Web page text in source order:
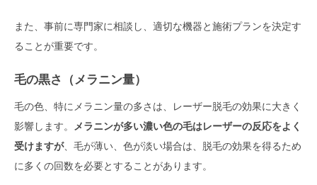
また、事前に専門家に相談し、適切な機器と施術プランを決定す
ることが重要です。
毛の黒さ（メラニン量）
毛の色、特にメラニン量の多さは、レーザー脱毛の効果に大きく
影響します。
メラニンが多い濃い色の毛はレーザーの反応をよく
受けますが、毛が薄い、色が淡い場合は、脱毛の効果を得るため
に多くの回数を必要とすることがあります。